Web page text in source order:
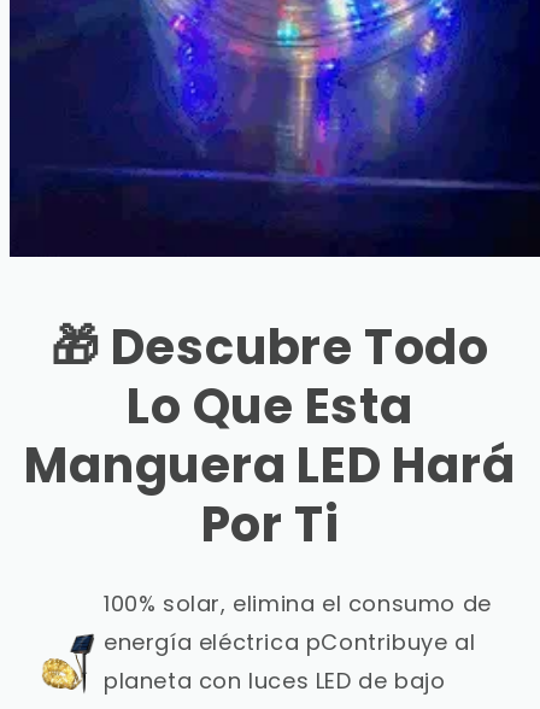
🎁 Descubre Todo
Lo Que Esta
Manguera LED Hará
Por Ti
100% solar, elimina el consumo de
energía eléctrica pContribuye al
planeta con luces LED de bajo